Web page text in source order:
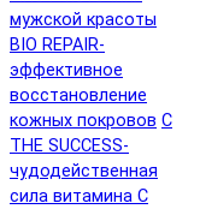
мужской красоты
BIO REPAIR-
эффективное
восстановление
кожных покровов C
THE SUCCESS-
чудодейственная
сила витамина C